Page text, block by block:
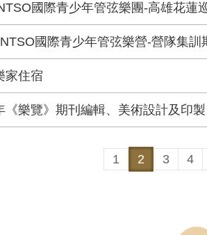
國際青少年管弦樂團-高雄花蓮
國際青少年管弦樂營-營隊集訓
家住宿
《樂覽》期刊編輯、美術設計及印
1 2 3 4